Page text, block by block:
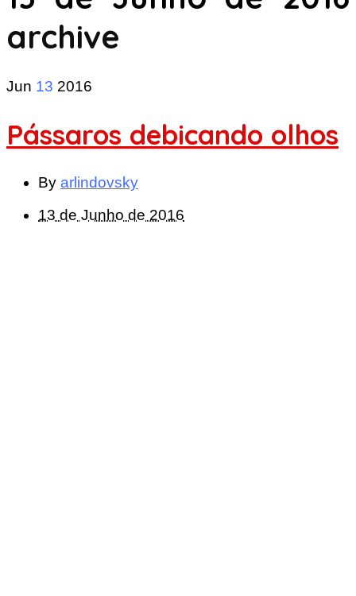
archive
Jun 13 2016
Pássaros debicando olhos
By arlindovsky
13 de Junho de 2016